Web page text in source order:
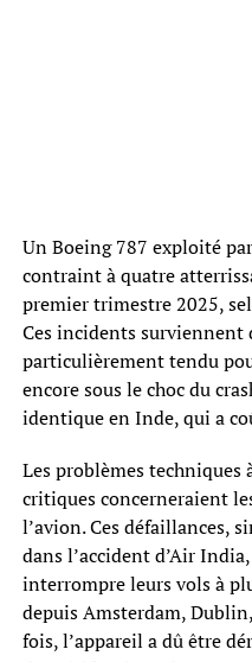
Un Boeing 787 exploité
contraint à quatre
premier trimestre 2025,
Ces incidents surviennent
particulièrement tendu
encore sous le choc du
identique en Inde, qui a
Les problèmes techniques
critiques concerneraient
l’avion. Ces défaillances,
dans l’accident d’Air
interrompre leurs vols à
depuis Amsterdam,
fois, l’appareil a dû être